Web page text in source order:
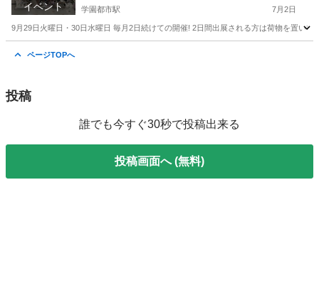
イベント 学園都市駅 7月2日
9月29日火曜日・30日水曜日 毎月2日続けての開催! 2日間出展される方は荷物を置い
ページTOPへ
投稿
誰でも今すぐ30秒で投稿出来る
投稿画面へ (無料)